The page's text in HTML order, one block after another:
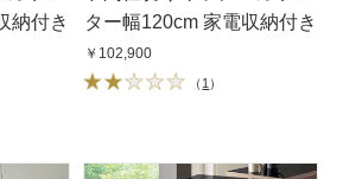
納付き
ター幅120cm 家電収納付き
￥102,900
（ 1 ）